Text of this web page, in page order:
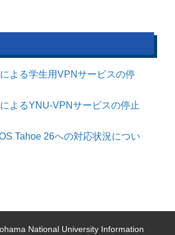
よる学生用VPNサービスの停
よるYNU-VPNサービスの停止
Tahoe 26への対応状況につい
National University Information